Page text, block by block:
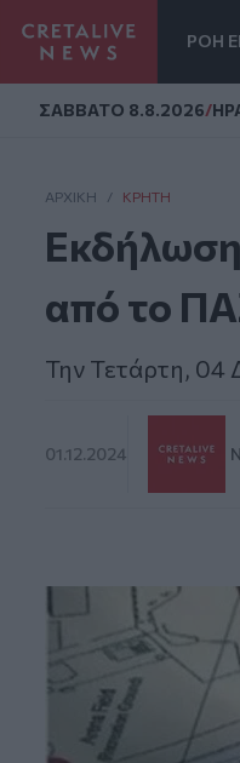
ΡΟΗ
ΣAΒΒΑΤΟ 8.8.2026/
ΑΡΧΙΚΗ / ΚΡΉΤΗ
Εκδήλωση
από το
Την Τετάρτη, 04
01.12.2024